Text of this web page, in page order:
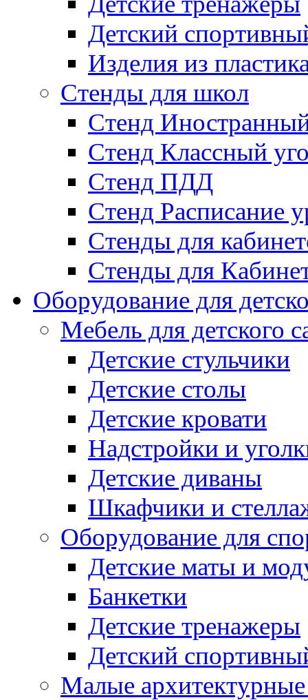
Детский
Изделия из
Стенды для школ
Стенд
Стенд Классный
Стенд ПДД
Стенд Расписание
Стенды для
Стенды для
Оборудование для
Мебель для детского
Детские стульчики
Детские столы
Детские кровати
Надстройки и
Детские диваны
Шкафчики и
Оборудование для
Детские маты и
Банкетки
Детские тренажеры
Детский
Малые